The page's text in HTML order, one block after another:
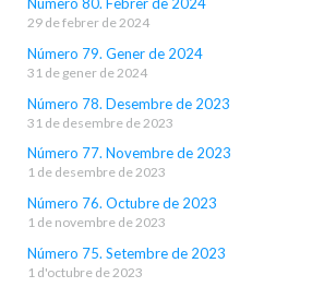
Número 80. Febrer de 2024
29 de febrer de 2024
Número 79. Gener de 2024
31 de gener de 2024
Número 78. Desembre de 2023
31 de desembre de 2023
Número 77. Novembre de 2023
1 de desembre de 2023
Número 76. Octubre de 2023
1 de novembre de 2023
Número 75. Setembre de 2023
1 d'octubre de 2023